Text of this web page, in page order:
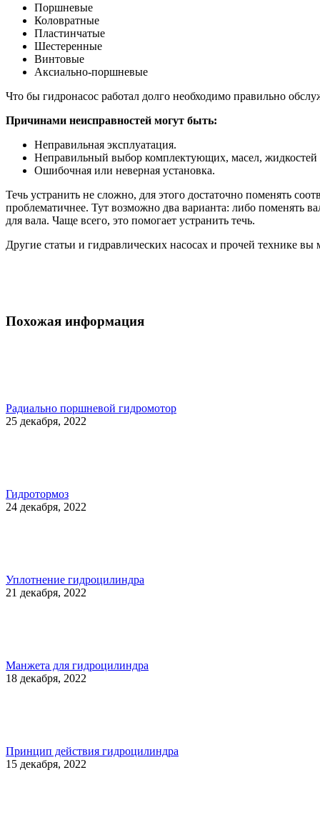
Поршневые
Коловратные
Пластинчатые
Шестеренные
Винтовые
Аксиально-поршневые
Что бы гидронасос работал долго необходимо правильно
Причинами неисправностей могут быть:
Неправильная эксплуатация.
Неправильный выбор комплектующих, масел, жидкостей
Ошибочная или неверная установка.
Течь устранить не сложно, для этого достаточно поменять
проблематичнее. Тут возможно два варианта: либо поменять
для вала. Чаще всего, это помогает устранить течь.
Другие статьи и гидравлических насосах и прочей технике вы
Похожая информация
Радиально поршневой гидромотор
25 декабря, 2022
Гидротормоз
24 декабря, 2022
Уплотнение гидроцилиндра
21 декабря, 2022
Манжета для гидроцилиндра
18 декабря, 2022
Принцип действия гидроцилиндра
15 декабря, 2022